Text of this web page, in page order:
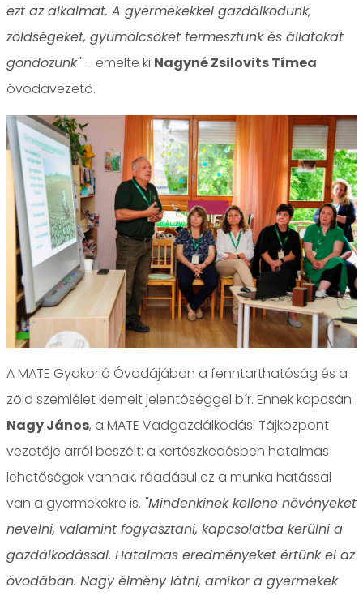
ezt az alkalmat. A gyermekekkel gazdálkodunk,
zöldségeket, gyümölcsöket termesztünk és állatokat
gondozunk"– emelte ki Nagyné Zsilovits Tímea
óvodavezető.
A MATE Gyakorló Óvodájában a fenntarthatóság és a
zöld szemlélet kiemelt jelentőséggel bír. Ennek kapcsán
Nagy János, a MATE Vadgazdálkodási Tájközpont
vezetője arról beszélt: a kertészkedésben hatalmas
lehetőségek vannak, ráadásul ez a munka hatással
van a gyermekekre is. "Mindenkinek kellene növényeket
nevelni, valamint fogyasztani, kapcsolatba kerülni a
gazdálkodással. Hatalmas eredményeket értünk el az
óvodában. Nagy élmény látni, amikor a gyermekek